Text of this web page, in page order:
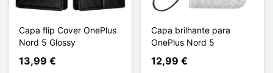
Capa flip Cover OnePlus
Nord 5 Glossy
13,99 €
Capa brilhante para
OnePlus Nord 5
12,99 €